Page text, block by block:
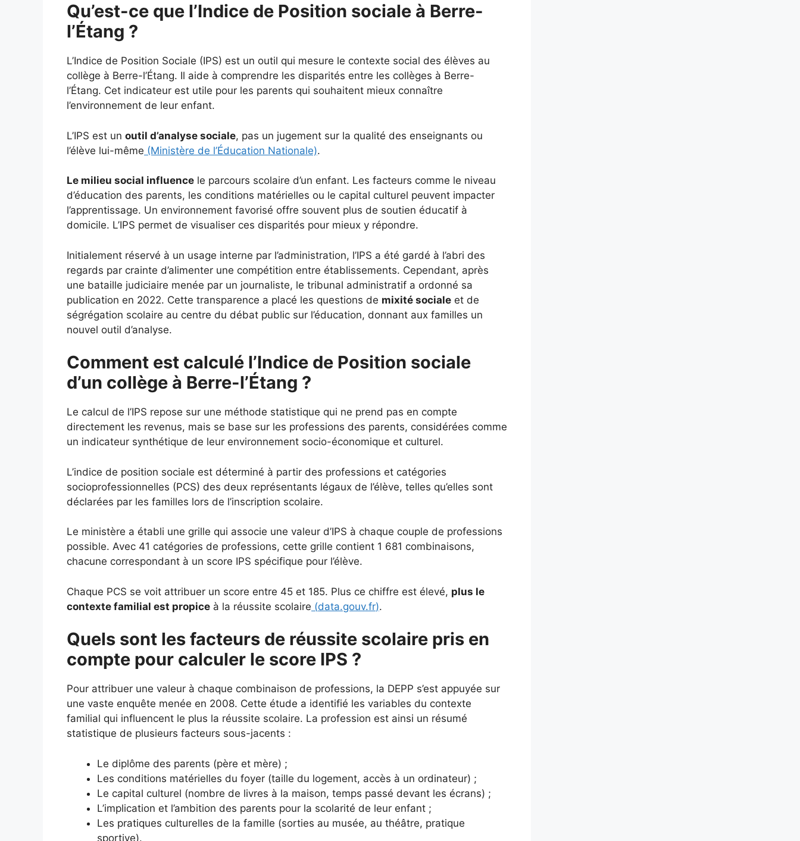
Qu’est-ce que l’Indice de Position sociale à Berre-
l’Étang ?
L’Indice de Position Sociale (IPS) est un outil qui mesure le contexte social des élèves au
collège à Berre-l’Étang. Il aide à comprendre les disparités entre les collèges à Berre-
l’Étang. Cet indicateur est utile pour les parents qui souhaitent mieux connaître
l’environnement de leur enfant.
L’IPS est un outil d’analyse sociale, pas un jugement sur la qualité des enseignants ou
l’élève lui-même (Ministère de l’Éducation Nationale).
Le milieu social influence le parcours scolaire d’un enfant. Les facteurs comme le niveau
d’éducation des parents, les conditions matérielles ou le capital culturel peuvent impacter
l’apprentissage. Un environnement favorisé offre souvent plus de soutien éducatif à
domicile. L’IPS permet de visualiser ces disparités pour mieux y répondre.
Initialement réservé à un usage interne par l’administration, l’IPS a été gardé à l’abri des
regards par crainte d’alimenter une compétition entre établissements. Cependant, après
une bataille judiciaire menée par un journaliste, le tribunal administratif a ordonné sa
publication en 2022. Cette transparence a placé les questions de mixité sociale et de
ségrégation scolaire au centre du débat public sur l’éducation, donnant aux familles un
nouvel outil d’analyse.
Comment est calculé l’Indice de Position sociale
d’un collège à Berre-l’Étang ?
Le calcul de l’IPS repose sur une méthode statistique qui ne prend pas en compte
directement les revenus, mais se base sur les professions des parents, considérées comme
un indicateur synthétique de leur environnement socio-économique et culturel.
L’indice de position sociale est déterminé à partir des professions et catégories
socioprofessionnelles (PCS) des deux représentants légaux de l’élève, telles qu’elles sont
déclarées par les familles lors de l’inscription scolaire.
Le ministère a établi une grille qui associe une valeur d’IPS à chaque couple de professions
possible. Avec 41 catégories de professions, cette grille contient 1 681 combinaisons,
chacune correspondant à un score IPS spécifique pour l’élève.
Chaque PCS se voit attribuer un score entre 45 et 185. Plus ce chiffre est élevé, plus le
contexte familial est propice à la réussite scolaire (data.gouv.fr).
Quels sont les facteurs de réussite scolaire pris en
compte pour calculer le score IPS ?
Pour attribuer une valeur à chaque combinaison de professions, la DEPP s’est appuyée sur
une vaste enquête menée en 2008. Cette étude a identifié les variables du contexte
familial qui influencent le plus la réussite scolaire. La profession est ainsi un résumé
statistique de plusieurs facteurs sous-jacents :
Le diplôme des parents (père et mère) ;
Les conditions matérielles du foyer (taille du logement, accès à un ordinateur) ;
Le capital culturel (nombre de livres à la maison, temps passé devant les écrans) ;
L’implication et l’ambition des parents pour la scolarité de leur enfant ;
Les pratiques culturelles de la famille (sorties au musée, au théâtre, pratique
sportive).